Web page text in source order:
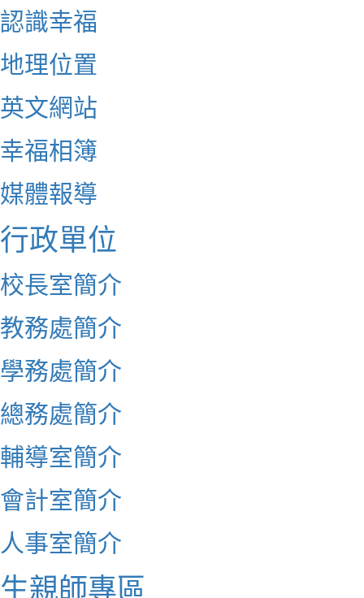
認識幸福
地理位置
英文網站
幸福相簿
媒體報導
行政單位
校長室簡介
教務處簡介
學務處簡介
總務處簡介
輔導室簡介
會計室簡介
人事室簡介
生親師專區